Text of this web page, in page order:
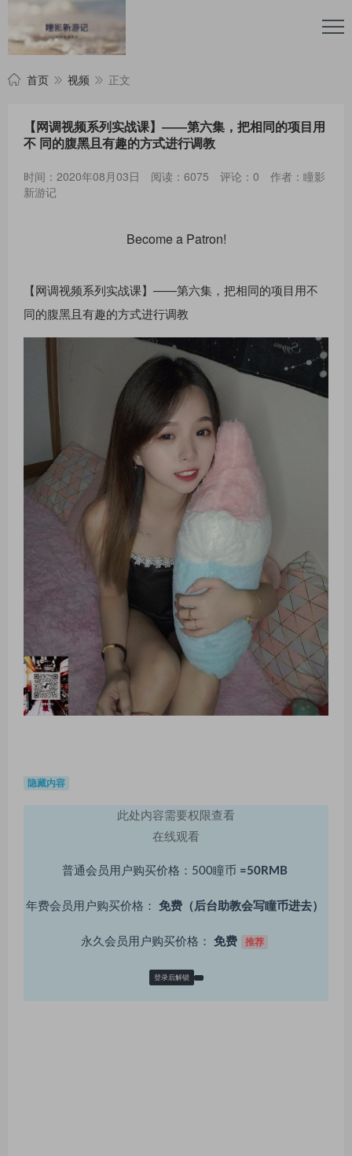
首页 视频 正文
【网调视频系列实战课】——第六集，把相同的项目用
不 同的腹黑且有趣的方式进行调教
时间：2020年08月03日 阅读：6075 评论：0
作者：瞳影
新游记
Become a Patron!
【网调视频系列实战课】——第六集，把相同的项目用不
同的腹黑且有趣的方式进行调教
隐藏内容
此处内容需要权限查看
在线观看
普通会员用户购买价格：500瞳币 =50RMB
年费会员用户购买价格： 免费（后台助教会写瞳币进去）
永久会员用户购买价格： 免费 推荐
登录后解锁